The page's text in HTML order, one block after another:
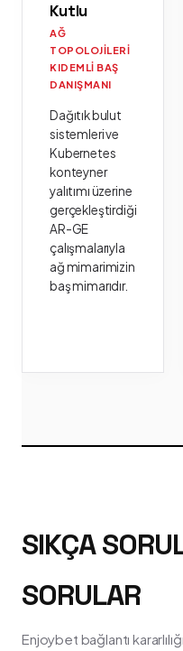
Kutlu
AĞ
TOPOLOJILERI
KIDEMLI BAŞ
DANIŞMANI
Dağıtık bulut
sistemleri ve
Kubernetes
konteyner
yalıtımı üzerine
gerçekleştirdiği
AR-GE
çalışmalarıyla
ağ mimarimizin
baş mimarıdır.
SIKÇA
SORULAR
Enjoybet bağlantı